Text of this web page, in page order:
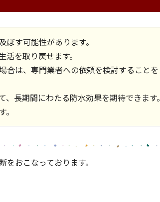
す可能性があります。
を取り戻せます。
合は、専門業者への依頼を検討することを
長期間にわたる防水効果を期待できます。
おこなっております。